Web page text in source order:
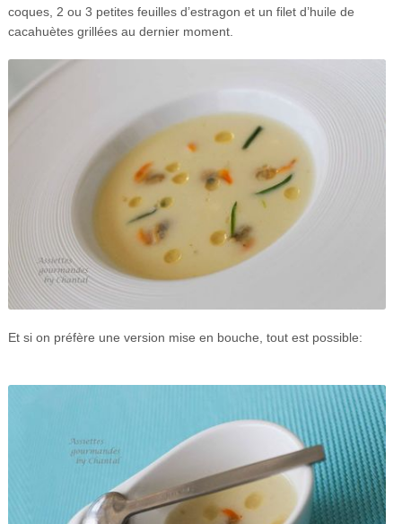
coques, 2 ou 3 petites feuilles d’estragon et un filet d’huile de
cacahuètes grillées au dernier moment.
Et si on préfère une version mise en bouche, tout est possible: